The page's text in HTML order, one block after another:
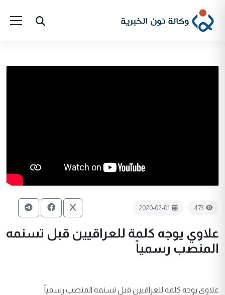
473
2020-02-01
علاوي يوجه كلمة للعراقيين قبل تسنمه
المنصب رسمياً
علاوي يوجه كلمة للعراقيين قبل تسنمه المنصب رسمياً